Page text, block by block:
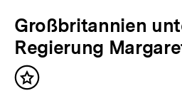
i
g
e
r
N
ä
c
h
Großbritannien
Regierung
Inhalt